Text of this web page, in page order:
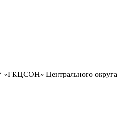
Центрального округа